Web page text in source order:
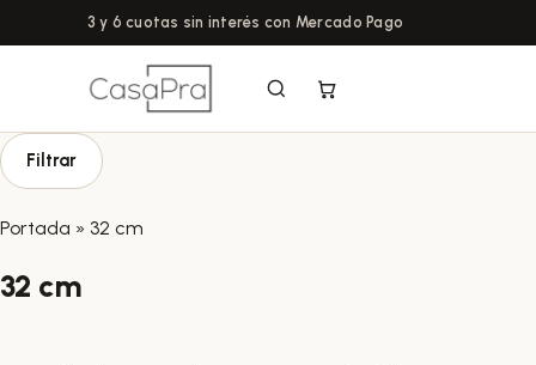
3 y 6 cuotas sin interés con Mercado Pago
Filtrar
Portada » 32 cm
32 cm